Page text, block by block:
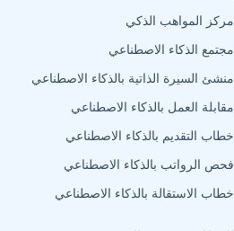
مركز المواهب الذكي
مجتمع الذكاء الاصطناعي
منشئ السيرة الذاتية بالذكاء الاصطناعي
مقابلة العمل بالذكاء الاصطناعي
خطاب التقديم بالذكاء الاصطناعي
فحص الرواتب بالذكاء الاصطناعي
خطاب الاستقالة بالذكاء الاصطناعي